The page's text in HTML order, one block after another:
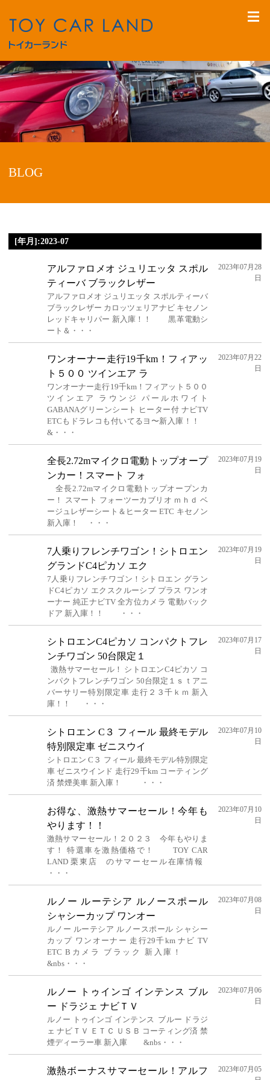
BLOG
[年月]:2023-07
アルファロメオ ジュリエッタ スポル
ティーバ ブラックレザー
アルファロメオ ジュリエッタ スポルティーバ
ブラックレザー カロッツェリアナビ キセノン
レッドキャリパー 新入庫！！ 黒革電動シ
ート＆・・・
2023年07月28
日
ワンオーナー走行19千km！フィアッ
ト５００ ツインエア ラ
ワンオーナー走行19千km！フィアット５００
ツインエア ラウンジ パールホワイト
GABANAグリーンシート ヒーター付 ナビTV
ETCもドラレコも付いてるヨ〜新入庫！！
&・・・
2023年07月22
日
全長2.72mマイクロ電動トップオープ
ンカー！スマート フォ
全長2.72mマイクロ電動トップオープンカ
ー！ スマート フォーツーカブリオ ｍｈｄ ベ
ージュレザーシート＆ヒーター ETC キセノン
新入庫！ ・・・
2023年07月19
日
7人乗りフレンチワゴン！シトロエン
グランドC4ピカソ エク
7人乗りフレンチワゴン！シトロエン グラン
ドC4ピカソ エクスクルーシブ プラス ワンオ
ーナー 純正ナビTV 全方位カメラ 電動バック
ドア 新入庫！！ ・・・
2023年07月19
日
シトロエンC4ピカソ コンパクトフレ
ンチワゴン 50台限定１
激熱サマーセール！ シトロエンC4ピカソ コ
ンパクトフレンチワゴン 50台限定１ｓｔアニ
バーサリー特別限定車 走行２３千ｋｍ 新入
庫！！ ・・・
2023年07月17
日
シトロエン C３ フィール 最終モデル
特別限定車 ゼニスウイ
シトロエン C３ フィール 最終モデル特別限定
車 ゼニスウインド 走行29千km コーティング
済 禁煙美車 新入庫！ ・・・
2023年07月10
日
お得な、激熱サマーセール！今年も
やります！！
激熱サマーセール！２０２３ 今年もやりま
す！ 特選車を激熱価格で！ TOY CAR
LAND 栗東店 のサマーセール在庫情報
・・・
2023年07月10
日
ルノー ルーテシア ルノースポール
シャシーカップ ワンオー
ルノー ルーテシア ルノースポール シャシー
カップ ワンオーナー 走行29千km ナビ TV
ETC Bカメラ ブラック 新入庫！
&nbs・・・
2023年07月08
日
ルノー トゥインゴ インテンス ブル
ー ドラジェ ナビＴＶ
ルノー トゥインゴ インテンス ブルー ドラジ
ェ ナビＴＶ ＥＴＣ ＵＳＢ コーティング済 禁
煙ディーラー車 新入庫 &nbs・・・
2023年07月06
日
激熱ボーナスサマーセール！アルフ
2023年07月05